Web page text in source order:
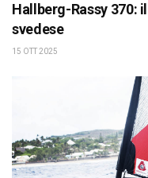
Hallberg-Rassy 370:
svedese
15 OTT 2025